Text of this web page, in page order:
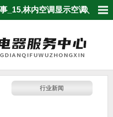
_15,林内空调显示空调
行业新闻